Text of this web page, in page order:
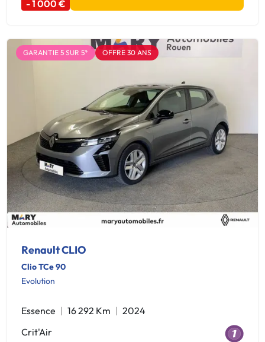
- 1 000 €
GARANTIE 5 SUR 5* OFFRE 30 ANS
Renault CLIO
Clio TCe 90
Evolution
Essence 16 292 Km
2024
Crit'Air